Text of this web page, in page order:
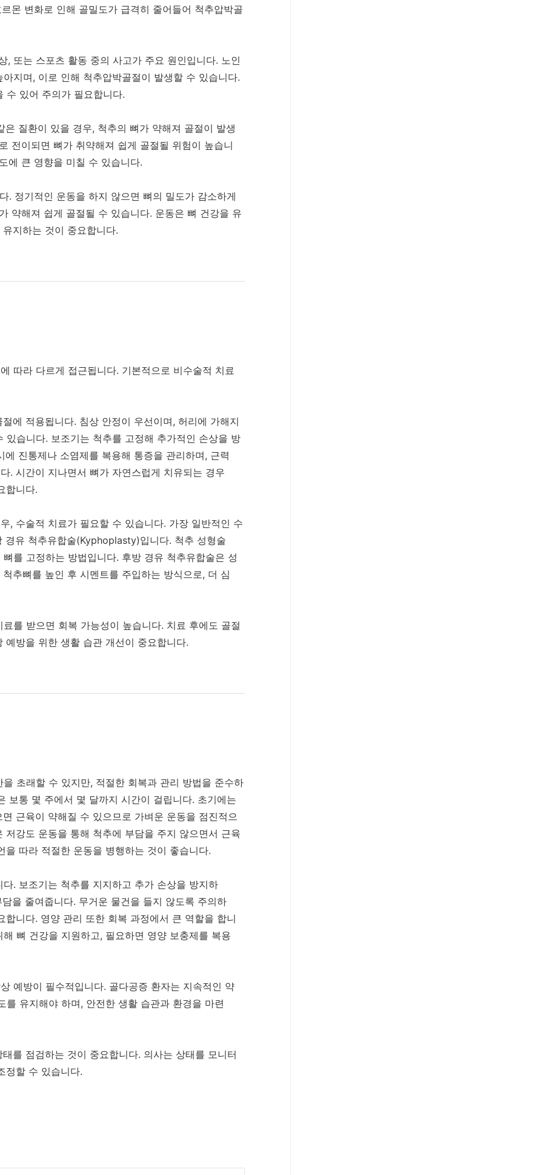
몬 변화로 인해 골밀도가 급격히 줄어들어 척추압박골
, 또는 스포츠 활동 중의 사고가 주요 원인입니다. 노인
지며, 이로 인해 척추압박골절이 발생할 수 있습니다.
수 있어 주의가 필요합니다.
은 질환이 있을 경우, 척추의 뼈가 약해져 골절이 발생
전이되면 뼈가 취약해져 쉽게 골절될 위험이 높습니
에 큰 영향을 미칠 수 있습니다.
. 정기적인 운동을 하지 않으면 뼈의 밀도가 감소하게
약해져 쉽게 골절될 수 있습니다. 운동은 뼈 건강을 유
지하는 것이 중요합니다.
따라 다르게 접근됩니다. 기본적으로 비수술적 치료
에 적용됩니다. 침상 안정이 우선이며, 허리에 가해지
습니다. 보조기는 척추를 고정해 추가적인 손상을 방
진통제나 소염제를 복용해 통증을 관리하며, 근력
. 시간이 지나면서 뼈가 자연스럽게 치유되는 경우
합니다.
, 수술적 치료가 필요할 수 있습니다. 가장 일반적인 수
유 척추유합술(Kyphoplasty)입니다. 척추 성형술
를 고정하는 방법입니다. 후방 경유 척추유합술은 성
추뼈를 높인 후 시멘트를 주입하는 방식으로, 더 심
를 받으면 회복 가능성이 높습니다. 치료 후에도 골절
방을 위한 생활 습관 개선이 중요합니다.
초래할 수 있지만, 적절한 회복과 관리 방법을 준수하
보통 몇 주에서 몇 달까지 시간이 걸립니다. 초기에는
근육이 약해질 수 있으므로 가벼운 운동을 점진적으
강도 운동을 통해 척추에 부담을 주지 않으면서 근육
따라 적절한 운동을 병행하는 것이 좋습니다.
. 보조기는 척추를 지지하고 추가 손상을 방지하
을 줄여줍니다. 무거운 물건을 들지 않도록 주의하
니다. 영양 관리 또한 회복 과정에서 큰 역할을 합니
뼈 건강을 지원하고, 필요하면 영양 보충제를 복용
예방이 필수적입니다. 골다공증 환자는 지속적인 약
유지해야 하며, 안전한 생활 습관과 환경을 마련
를 점검하는 것이 중요합니다. 의사는 상태를 모니터
정할 수 있습니다.